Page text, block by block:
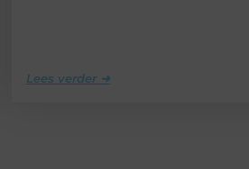
Lees verder ➜